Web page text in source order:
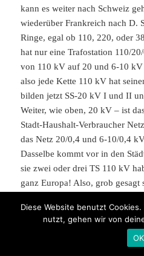
kann es weiter nach Schweiz
wiederüber Frankreich nach D.
Ringe, egal ob 110, 220, oder
hat nur eine Trafostation 110/
von 110 kV auf 20 und 6-10
also jede Kette 110 kV hat
bilden jetzt SS-20 kV I und II
Weiter, wie oben, 20 kV – ist
Stadt-Haushalt-Verbraucher
das Netz 20/0,4 und 6-10/0,4
Dasselbe kommt vor in den
sie zwei oder drei TS 110 kV
ganz Europa! Also, grob gesagt
egal auf welcher
gleiche Hälfte verteilt und
Schienen-Systemen I und II
Diese Website benutzt
nutzt, gehen wir von
OK